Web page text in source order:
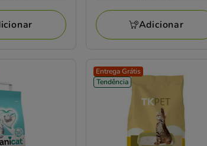
avaliações
18.98€
Adicionar
Entrega Grátis
Tendência